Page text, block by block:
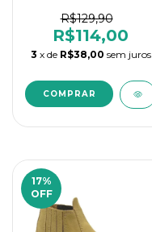
R$129,90
R$114,00
3 x de R$38,00 sem juros
17%
OFF